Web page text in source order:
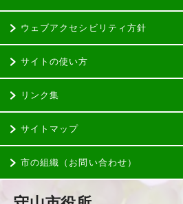
ウェブアクセシビリティ方針
サイトの使い方
リンク集
サイトマップ
市の組織（お問い合わせ）